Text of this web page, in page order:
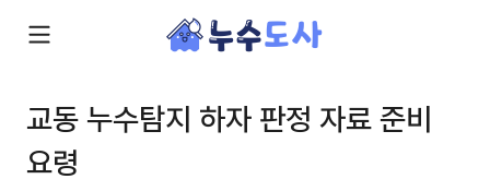
교동 누수탐지 하자 판정 자료 준비
요령